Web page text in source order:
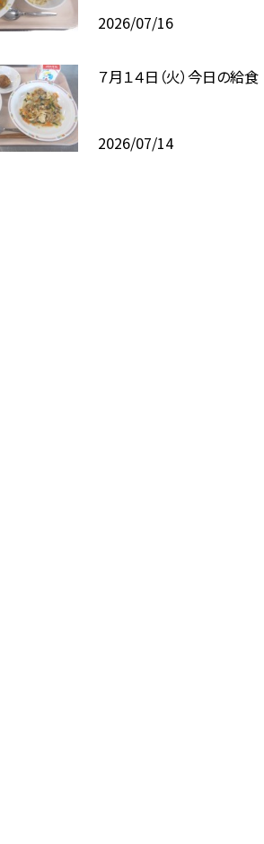
2026/07/16
７月１４日（火）今日の給食
2026/07/14